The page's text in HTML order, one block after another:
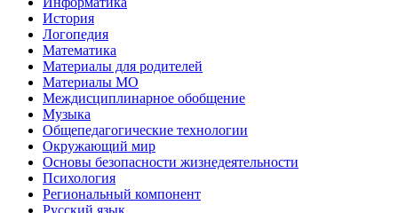
История
Логопедия
Математика
Материалы для родителей
Материалы МО
Междисциплинарное обобщение
Музыка
Общепедагогические технологии
Окружающий мир
Основы безопасности жизнедеятельности
Психология
Региональный компонент
Русский язык